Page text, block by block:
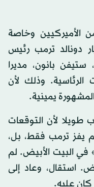
الأميركيين وخاصة
دونالد ترمب رئيس
ستيفن بانون، مديرا
الرئاسية. وذلك لأن
يمينية.
طويلا لأن التوقعات
يفز ترمب فقط، بل،
في البيت الأبيض. لم
استقال، وعاد إلى
عليه.